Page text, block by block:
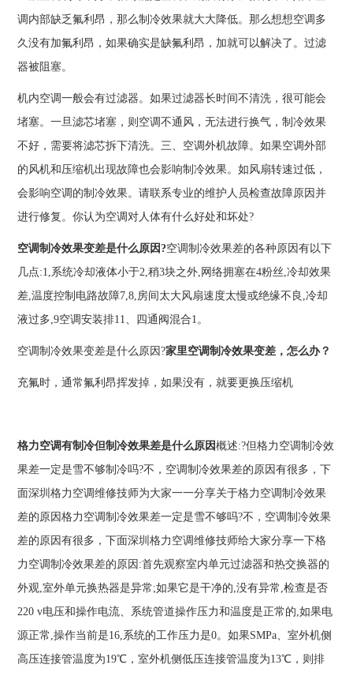
调内部缺乏氟利昂，那么制冷效果就大大降低。那么想想空调多
久没有加氟利昂，如果确实是缺氟利昂，加就可以解决了。过滤
器被阻塞。
机内空调一般会有过滤器。如果过滤器长时间不清洗，很可能会
堵塞。一旦滤芯堵塞，则空调不通风，无法进行换气，制冷效果
不好，需要将滤芯拆下清洗。三、空调外机故障。如果空调外部
的风机和压缩机出现故障也会影响制冷效果。如风扇转速过低，
会影响空调的制冷效果。请联系专业的维护人员检查故障原因并
进行修复。你认为空调对人体有什么好处和坏处?
空调制冷效果变差是什么原因?空调制冷效果差的各种原因有以下
几点:1,系统冷却液体小于2,稍3块之外,网络拥塞在4粉丝,冷却效果
差,温度控制电路故障7,8,房间太大风扇速度太慢或绝缘不良,冷却
液过多,9空调安装排11、四通阀混合1。
空调制冷效果变差是什么原因?家里空调制冷效果变差，怎么办？
充氟时，通常氟利昂挥发掉，如果没有，就要更换压缩机
格力空调有制冷但制冷效果差是什么原因概述:?但格力空调制冷效
果差一定是雪不够制冷吗?不，空调制冷效果差的原因有很多，下
面深圳格力空调维修技师为大家一一分享关于格力空调制冷效果
差的原因格力空调制冷效果差一定是雪不够吗?不，空调制冷效果
差的原因有很多，下面深圳格力空调维修技师给大家分享一下格
力空调制冷效果差的原因:首先观察室内单元过滤器和热交换器的
外观,室外单元换热器是异常;如果它是干净的,没有异常,检查是否
220 v电压和操作电流、系统管道操作压力和温度是正常的,如果电
源正常,操作当前是16,系统的工作压力是0。如果SMPa、室外机侧
高压连接管温度为19℃，室外机侧低压连接管温度为13℃，则排